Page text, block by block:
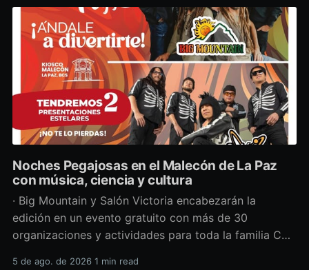
Noches Pegajosas en el Malecón de La Paz
con música, ciencia y cultura
· Big Mountain y Salón Victoria encabezarán la
edición en un evento gratuito con más de 30
organizaciones y actividades para toda la familia Con
5 de ago. de 2026 1 min read